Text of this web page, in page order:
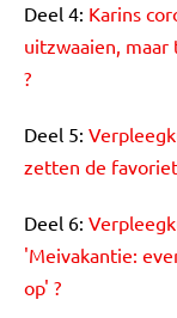
Deel 4: Karins
uitzwaaien, maar
?
Deel 5:
zetten de
Deel 6:
'Meivakantie:
op' ?